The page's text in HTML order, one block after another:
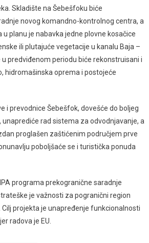
Skladište na Šebešfoku biće
novog komandno-kontrolnog centra, a
planu je nabavka jedne plovne kosačice
ili plutajuće vegetacije u kanalu Baja –
u predviđenom periodu biće rekonstruisani i
hidromašinska oprema i postojeće
i prevodnice Šebešfok, dovešće do boljeg
rad sistema za odvodnjavanje, a
proglašen zaštićenim područjem prve
poboljšaće se i turistička ponuda
programa prekogranične saradnje
je važnosti za pogranični region
projekta je unapređenje funkcionalnosti
radova je EU.